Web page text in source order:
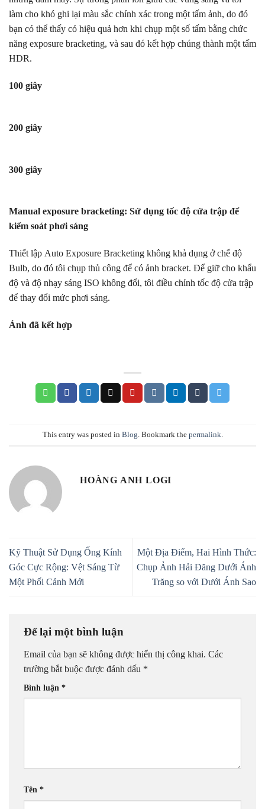
làm cho khó ghi lại màu sắc chính xác trong một tấm ảnh, do đó
bạn có thể thấy có hiệu quả hơn khi chụp một số tấm bằng chức
năng exposure bracketing, và sau đó kết hợp chúng thành một tấm
HDR.
100 giây
200 giây
300 giây
Manual exposure bracketing: Sử dụng tốc độ cửa trập để
kiểm soát phơi sáng
Thiết lập Auto Exposure Bracketing không khả dụng ở chế độ
Bulb, do đó tôi chụp thủ công để có ảnh bracket. Để giữ cho khẩu
độ và độ nhạy sáng ISO không đổi, tôi điều chỉnh tốc độ cửa trập
để thay đổi mức phơi sáng.
Ảnh đã kết hợp
This entry was posted in Blog. Bookmark the permalink.
HOÀNG ANH LOGI
Kỹ Thuật Sử Dụng Ống Kính
Góc Cực Rộng: Vệt Sáng Từ
Một Phối Cảnh Mới
Một Địa Điểm, Hai Hình Thức:
Chụp Ảnh Hải Đăng Dưới Ánh
Trăng so với Dưới Ánh Sao
Để lại một bình luận
Email của bạn sẽ không được hiển thị công khai. Các
trường bắt buộc được đánh dấu *
Bình luận *
Tên *